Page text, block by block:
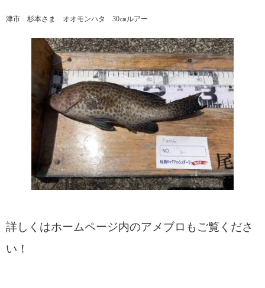
津市 杉本さま オオモンハタ 30㎝ルアー
詳しくはホームページ内のアメブロもご覧くださ
い！